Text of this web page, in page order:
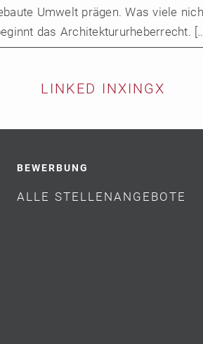
Umwelt prägen. Was viele
das Architektururheberrecht.
LINKED INXINGX
BEWERBUNG
ALLE STELLENANGEBOTE